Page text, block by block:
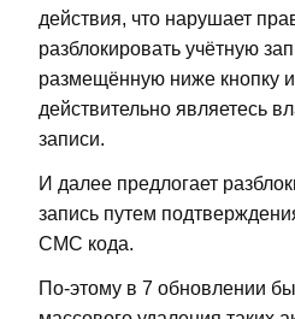
действия, что нарушает
разблокировать учётную
размещённую ниже кнопку
действительно являетесь
записи.
И далее предлогает
запись путем
СМС кода.
По-этому в 7 обновлении